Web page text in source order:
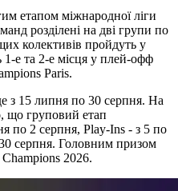
етапом міжнародної ліги
розділені на дві групи по
колективів пройдуть у
е та 2-е місця у плей-офф
Paris.
з 15 липня по 30 серпня. На
що груповий етап
по 2 серпня, Play-Ins - з 5 по
серпня. Головним призом
2026.